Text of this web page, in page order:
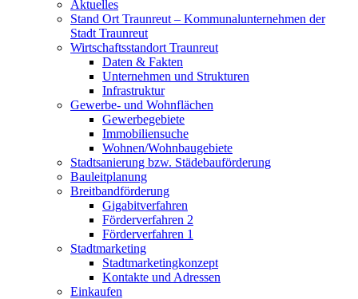
Aktuelles
Stand Ort Traunreut – Kommunalunternehmen der
Stadt Traunreut
Wirtschaftsstandort Traunreut
Daten & Fakten
Unternehmen und Strukturen
Infrastruktur
Gewerbe- und Wohnflächen
Gewerbegebiete
Immobiliensuche
Wohnen/Wohnbaugebiete
Stadtsanierung bzw. Städebauförderung
Bauleitplanung
Breitbandförderung
Gigabitverfahren
Förderverfahren 2
Förderverfahren 1
Stadtmarketing
Stadtmarketingkonzept
Kontakte und Adressen
Einkaufen